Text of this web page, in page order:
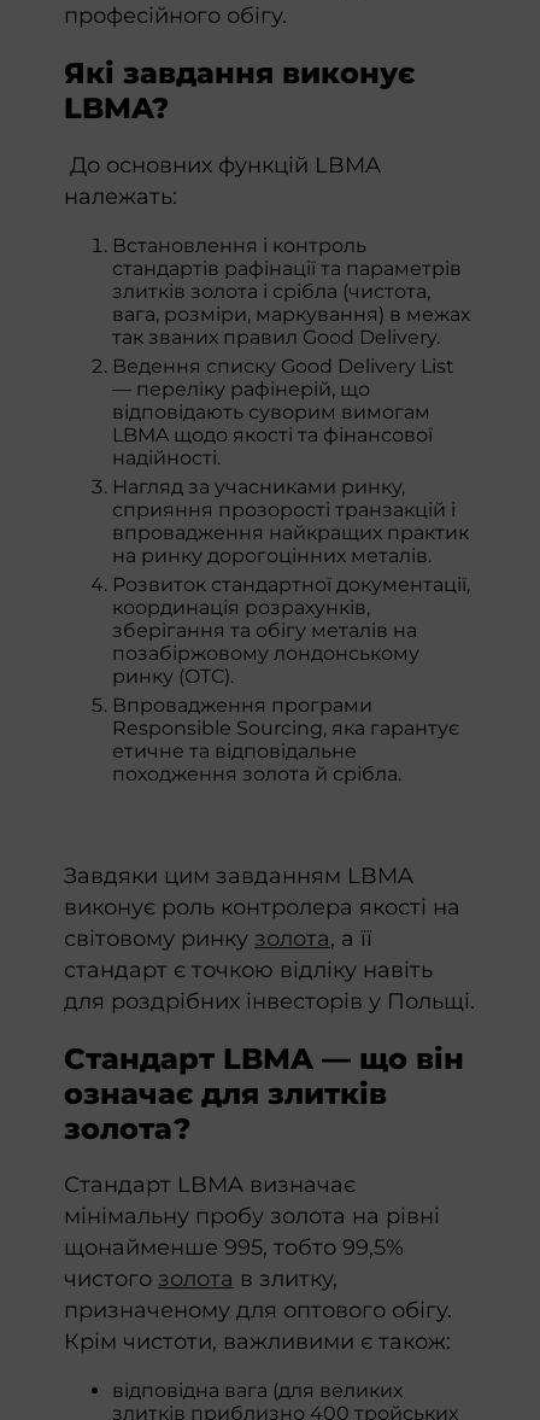
професійного обігу.
Які завдання виконує
LBMA?
До основних функцій LBMA
належать:
Встановлення і контроль
стандартів рафінації та параметрів
злитків золота і срібла (чистота,
вага, розміри, маркування) в межах
так званих правил Good Delivery.
Ведення списку Good Delivery List
— переліку рафінерій, що
відповідають суворим вимогам
LBMA щодо якості та фінансової
надійності.
Нагляд за учасниками ринку,
сприяння прозорості транзакцій і
впровадження найкращих практик
на ринку дорогоцінних металів.
Розвиток стандартної документації,
координація розрахунків,
зберігання та обігу металів на
позабіржовому лондонському
ринку (OTC).
Впровадження програми
Responsible Sourcing, яка гарантує
етичне та відповідальне
походження золота й срібла.
Завдяки цим завданням LBMA
виконує роль контролера якості на
світовому ринку золота, а її
стандарт є точкою відліку навіть
для роздрібних інвесторів у Польщі.
Стандарт LBMA — що він
означає для злитків
золота?
Стандарт LBMA визначає
мінімальну пробу золота на рівні
щонайменше 995, тобто 99,5%
чистого золота в злитку,
призначеному для оптового обігу.
Крім чистоти, важливими є також:
відповідна вага (для великих
злитків приблизно 400 тройських